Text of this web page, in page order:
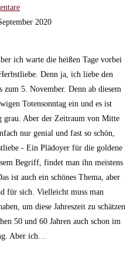
2020
ich warte die heißen Tage vorbei
Denn ja, ich liebe den
zum 5. November. Denn ab diesem
Totensonntag ein und es ist
grau. Aber der Zeitraum von Mitte
nur genial und fast so schön,
- Ein Plädoyer für die goldene
Begriff, findet man ihn meistens
ist auch ein schönes Thema, aber
für sich. Vielleicht muss man
um diese Jahreszeit zu schätzen
50 und 60 Jahren auch schon im
Aber ich…